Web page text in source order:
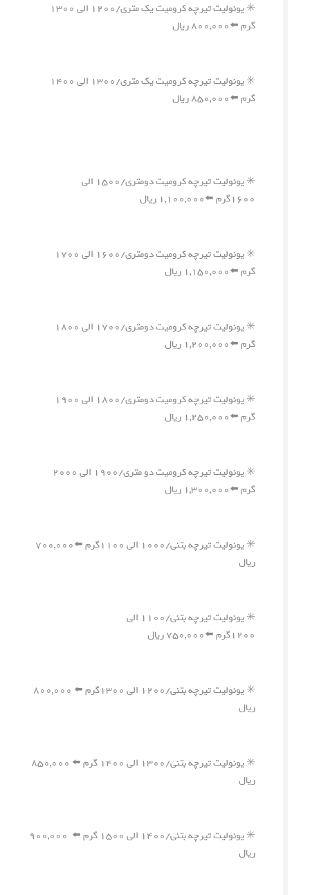
✳️ یونولیت تیرچه کرومیت یک متری/۱۲۰۰ الی ۱۳۰۰
گرم ⬅️۸۰۰,۰۰۰ ریال
✳️ یونولیت تیرچه کرومیت یک متری/۱۳۰۰ الی ۱۴۰۰
گرم ⬅️۸۵۰,۰۰۰ ریال
✳️ یونولیت تیرچه کرومیت دومتری/۱۵۰۰ الی
۱۶۰۰گرم ⬅️۱,۱۰۰,۰۰۰ ریال
✳️ یونولیت تیرچه کرومیت دومتری/۱۶۰۰ الی ۱۷۰۰
گرم ⬅️۱,۱۵۰,۰۰۰ ریال
✳️ یونولیت تیرچه کرومیت دومتری/۱۷۰۰ الی ۱۸۰۰
گرم ⬅️۱,۲۰۰,۰۰۰ ریال
✳️ یونولیت تیرچه کرومیت دومتری/۱۸۰۰ الی ۱۹۰۰
گرم ⬅️۱,۲۵۰,۰۰۰ ریال
✳️ یونولیت تیرچه کرومیت دو متری/۱۹۰۰ الی ۲۰۰۰
گرم ⬅️۱,۳۰۰,۰۰۰ ریال
✳️ یونولیت تیرچه بتنی/۱۰۰۰ الی ۱۱۰۰گرم ⬅️۷۰۰,۰۰۰
ریال
✳️ یونولیت تیرچه بتنی/۱۱۰۰ الی
۱۲۰۰گرم ⬅️۷۵۰,۰۰۰ ریال
✳️ یونولیت تیرچه بتنی/۱۲۰۰ الی ۱۳۰۰گرم ⬅️ ۸۰۰,۰۰۰
ریال
✳️ یونولیت تیرچه بتنی/۱۳۰۰ الی ۱۴۰۰ گرم ⬅️ ۸۵۰,۰۰۰
ریال
✳️ یونولیت تیرچه بتنی/۱۴۰۰ الی ۱۵۰۰ گرم ⬅️ ۹۰۰,۰۰۰
ریال